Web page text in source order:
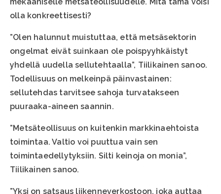
olla konkreettisesti?
”Olen halunnut muistuttaa, että metsäsektorin
ongelmat eivät suinkaan ole poispyyhkäistyt
yhdellä uudella sellutehtaalla”, Tiilikainen sanoo.
Todellisuus on melkeinpä päinvastainen:
sellutehdas tarvitsee sahoja turvatakseen
puuraaka-aineen saannin.
”Metsäteollisuus on kuitenkin markkinaehtoista
toimintaa. Valtio voi puuttua vain sen
toimintaedellytyksiin. Silti keinoja on monia”,
Tiilikainen sanoo.
”Yksi on satsaus liikenneverkostoon, joka auttaa